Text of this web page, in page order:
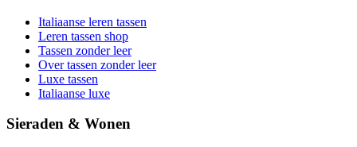
Italiaanse leren tassen
Leren tassen shop
Tassen zonder leer
Over tassen zonder leer
Luxe tassen
Italiaanse luxe
Sieraden & Wonen